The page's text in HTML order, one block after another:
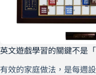
英文遊戲學習的關鍵不是
有效的家庭做法，是每週